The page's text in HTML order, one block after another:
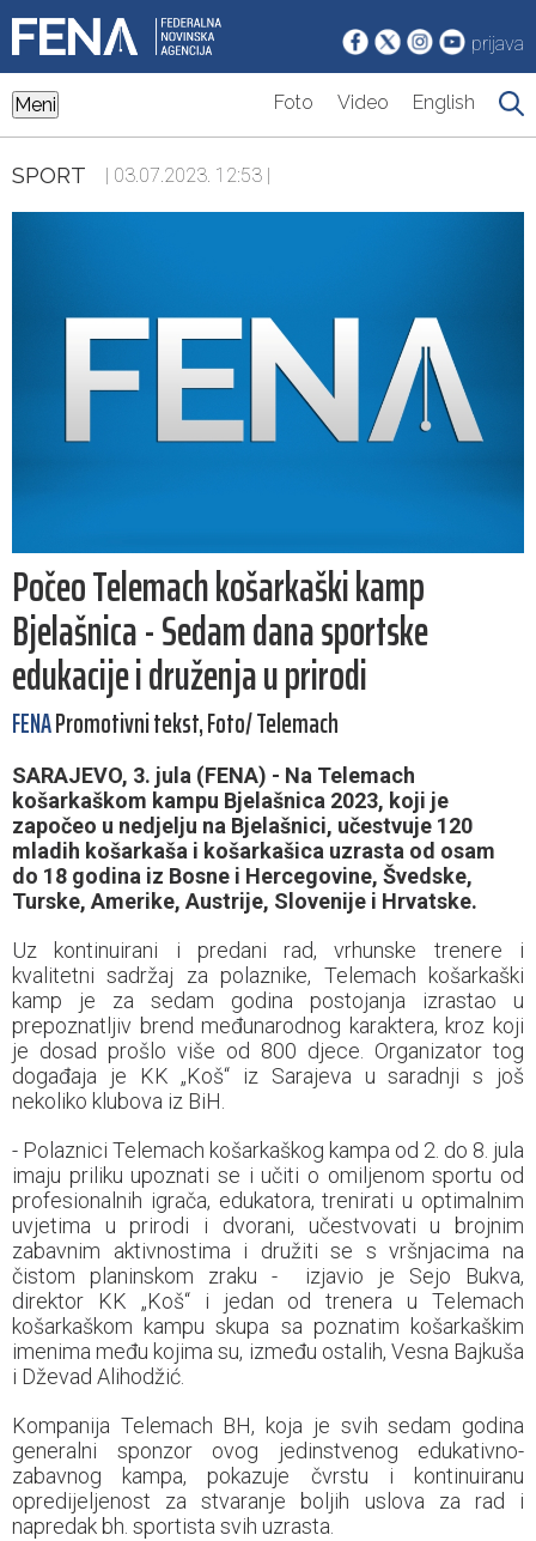
prijava
Meni Foto Video English
SPORT | 03.07.2023. 12:53 |
Počeo Telemach košarkaški kamp
Bjelašnica - Sedam dana sportske
edukacije i druženja u prirodi
FENAPromotivni tekst, Foto/ Telemach
SARAJEVO, 3. jula (FENA) - Na Telemach
košarkaškom kampu Bjelašnica 2023, koji je
započeo u nedjelju na Bjelašnici, učestvuje 120
mladih košarkaša i košarkašica uzrasta od osam
do 18 godina iz Bosne i Hercegovine, Švedske,
Turske, Amerike, Austrije, Slovenije i Hrvatske.
Uz kontinuirani i predani rad, vrhunske trenere i
kvalitetni sadržaj za polaznike, Telemach košarkaški
kamp je za sedam godina postojanja izrastao u
prepoznatljiv brend međunarodnog karaktera, kroz koji
je dosad prošlo više od 800 djece. Organizator tog
događaja je KK „Koš“ iz Sarajeva u saradnji s još
nekoliko klubova iz BiH.
- Polaznici Telemach košarkaškog kampa od 2. do 8. jula
imaju priliku upoznati se i učiti o omiljenom sportu od
profesionalnih igrača, edukatora, trenirati u optimalnim
uvjetima u prirodi i dvorani, učestvovati u brojnim
zabavnim aktivnostima i družiti se s vršnjacima na
čistom planinskom zraku - izjavio je Sejo Bukva,
direktor KK „Koš“ i jedan od trenera u Telemach
košarkaškom kampu skupa sa poznatim košarkaškim
imenima među kojima su, između ostalih, Vesna Bajkuša
i Dževad Alihodžić.
Kompanija Telemach BH, koja je svih sedam godina
generalni sponzor ovog jedinstvenog edukativno-
zabavnog kampa, pokazuje čvrstu i kontinuiranu
opredijeljenost za stvaranje boljih uslova za rad i
napredak bh. sportista svih uzrasta.